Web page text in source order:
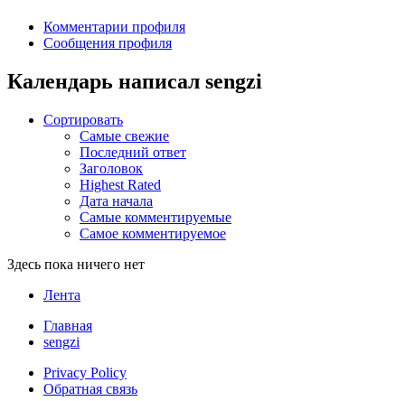
Комментарии профиля
Сообщения профиля
Календарь написал sengzi
Сортировать
Самые свежие
Последний ответ
Заголовок
Highest Rated
Дата начала
Самые комментируемые
Самое комментируемое
Здесь пока ничего нет
Лента
Главная
sengzi
Privacy Policy
Обратная связь